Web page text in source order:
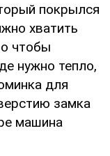
покрылся
хватить
чтобы
нужно тепло,
для
замка
машина